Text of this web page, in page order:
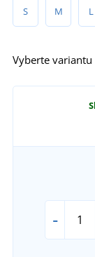
S M L
Vyberte variantu
-